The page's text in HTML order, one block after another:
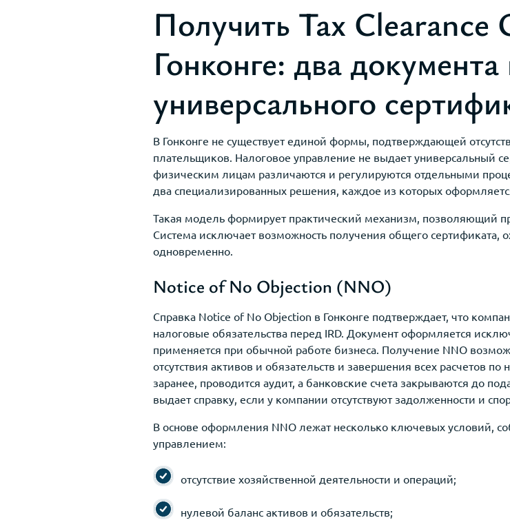
Получить Tax Clearance
Гонконге: два документа
универсального
В Гонконге не существует единой формы, подтверждающей
плательщиков. Налоговое управление не выдает универсальный
физическим лицам различаются и регулируются отдельными
два специализированных решения, каждое из которых
Такая модель формирует практический механизм, позволяющий
Система исключает возможность получения общего сертификата,
одновременно.
Notice of No Objection (NNO)
Справка Notice of No Objection в Гонконге подтверждает, что
налоговые обязательства перед IRD. Документ оформляется
применяется при обычной работе бизнеса. Получение NNO
отсутствия активов и обязательств и завершения всех расчетов
заранее, проводится аудит, а банковские счета закрываются до
выдает справку, если у компании отсутствуют задолженности и
В основе оформления NNO лежат несколько ключевых условий,
управлением:
отсутствие хозяйственной деятельности и операций;
нулевой баланс активов и обязательств;